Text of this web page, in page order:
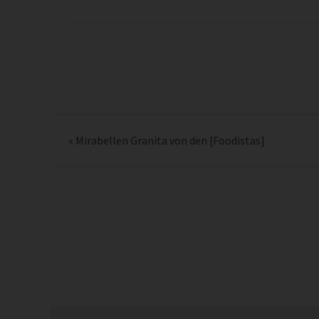
« Mirabellen Granita von den [Foodistas]